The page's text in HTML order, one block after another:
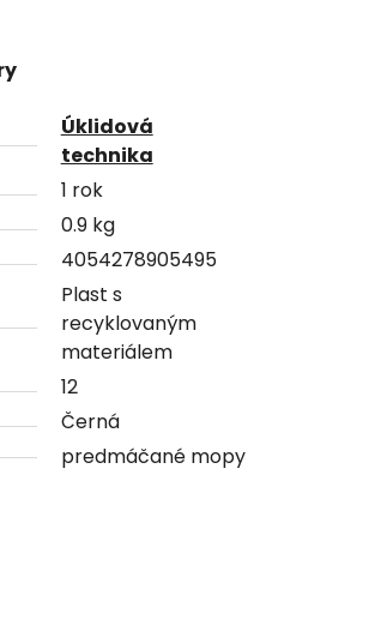
Úklidová
technika
1 rok
0.9 kg
4054278905495
Plast s
recyklovaným
materiálem
12
Černá
predmáčané mopy